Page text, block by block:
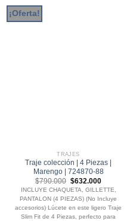
¡Oferta!
TRAJES
Traje colección | 4 Piezas |
Marengo | 724870-88
$790.000 El
precio
original
era:
$790.000.
$632.000El
precio
actual
es:
$632.000.
INCLUYE CHAQUETA, GILLETTE,
PANTALON (4 PIEZAS) (No Incluye
accesorios) Lúcete en este ligero Traje
Slim Fit de 4 Piezas, perfecto para